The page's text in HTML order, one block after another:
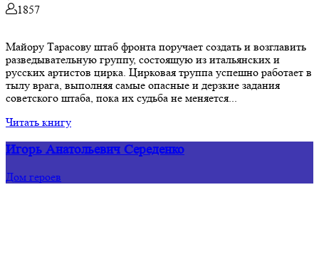
1857
Майору Тарасову штаб фронта поручает создать и возглавить
разведывательную группу, состоящую из итальянских и
русских артистов цирка. Цирковая труппа успешно работает в
тылу врага, выполняя самые опасные и дерзкие задания
советского штаба, пока их судьба не меняется...
Читать книгу
Игорь Анатольевич Середенко
Дом героев